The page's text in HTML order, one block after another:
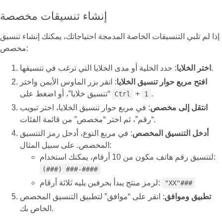
إنشاء تنسيقات مخصصة
إذا لم تلبي التنسيقات الخاصة المدمجة احتياجاتك، يمكنك إنشاء تنسيق
مخصص:
اختر الخلايا : حدد الخلية أو مدى الخلايا التي ترغب في تنسيقها.
افتح مربع حوار تنسيق الخلايا: انقر بزر الماوس الأيمن واختر
Ctrl + 1 .
انتقل إلى مخصص: في مربع حوار تنسيق الخلايا، اختر تبويب
“رقم”، ثم اختر “مخصص” من قائمة الفئات.
أدخل التنسيق المخصص: في مربع النوع، أدخل رمز التنسيق
المخصص. على سبيل المثال:
لتنسيق رقم هاتف مكون من 10 أرقام، يمكنك استخدام:
(###) ###-####
لرمز منتج يبدأ بحرفين يليه ثلاثة أرقام: "XX"###
تطبيق وموافق: انقر على “موافق” لتطبيق التنسيق المخصص
الخاص بك.